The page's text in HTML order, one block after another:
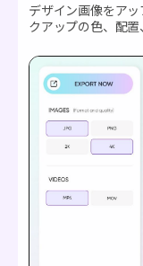
デザイン画像をア
クアップの色、配置